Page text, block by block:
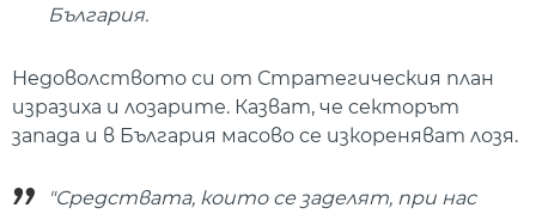
България.
Недоволството си от Стратегическия план
изразиха и лозарите. Казват, че секторът
запада и в България масово се изкореняват лозя.
"Средствата, които се заделят, при нас